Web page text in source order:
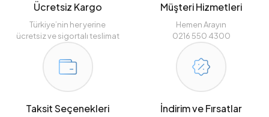
Ücretsiz Kargo
Türkiye’nin her yerine
ücretsiz ve sigortalı teslimat
Müşteri Hizmetleri
Hemen Arayın
0216 550 4300
Taksit Seçenekleri İndirim ve Fırsatlar